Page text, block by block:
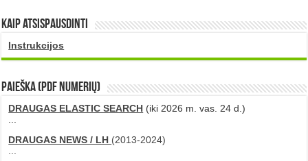
Kaip atsispausdinti
Instrukcijos
PAIEŠKA (PDF numerių)
DRAUGAS ELASTIC SEARCH (iki 2026 m. vas. 24 d.)
DRAUGAS NEWS / LH (2013-2024)